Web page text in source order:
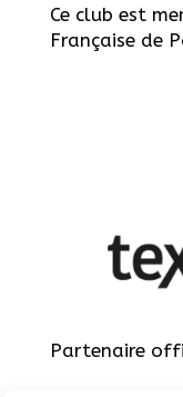
Ce club est
Française de
Partenaire